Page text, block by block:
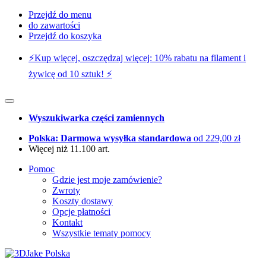
Przejdź do menu
do zawartości
Przejdź do koszyka
⚡️Kup więcej, oszczędzaj więcej: 10% rabatu na filament i
żywicę od 10 sztuk! ⚡️
Wyszukiwarka części zamiennych
Polska: Darmowa wysyłka standardowa od 229,00 zł
Więcej niż 11.100 art.
Pomoc
Gdzie jest moje zamówienie?
Zwroty
Koszty dostawy
Opcje płatności
Kontakt
Wszystkie tematy pomocy